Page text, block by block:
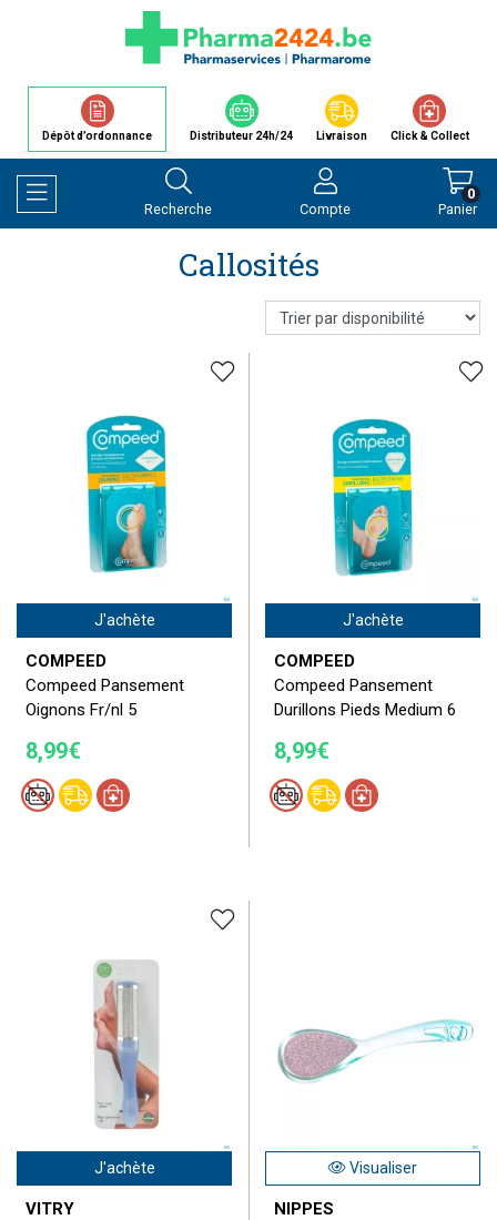
Dépôt d’ordonnance Distributeur 24h/24 Livraison Click & Collect
Afficher la navigation
Recherche Compte Panier
0
Callosités
J'achète
COMPEED
Compeed Pansement
Oignons Fr/nl 5
8,99€
J'achète
COMPEED
Compeed Pansement
Durillons Pieds Medium 6
8,99€
J'achète
VITRY
Visualiser
NIPPES